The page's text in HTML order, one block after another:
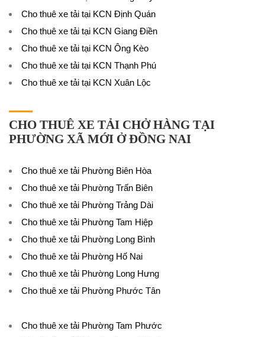
Cho thuê xe tải tại KCN Định Quán
Cho thuê xe tải tại KCN Giang Điền
Cho thuê xe tải tại KCN Ông Kèo
Cho thuê xe tải tại KCN Thạnh Phú
Cho thuê xe tải tại KCN Xuân Lộc
CHO THUÊ XE TẢI CHỞ HÀNG TẠI
PHƯỜNG XÃ MỚI Ở ĐỒNG NAI
Cho thuê xe tải Phường Biên Hòa
Cho thuê xe tải Phường Trấn Biên
Cho thuê xe tải Phường Trảng Dài
Cho thuê xe tải Phường Tam Hiệp
Cho thuê xe tải Phường Long Bình
Cho thuê xe tải Phường Hố Nai
Cho thuê xe tải Phường Long Hưng
Cho thuê xe tải Phường Phước Tân
Cho thuê xe tải Phường Tam Phước